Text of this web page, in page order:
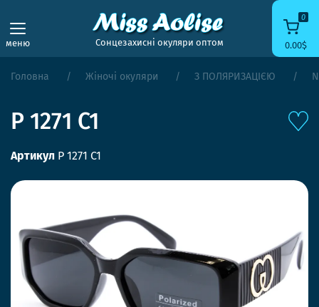
меню Сонцезахисні окуляри оптом
0
0.00$
Головна Жіночі окуляри З ПОЛЯРИЗАЦІЄЮ
P 1271 C1
Артикул P 1271 C1